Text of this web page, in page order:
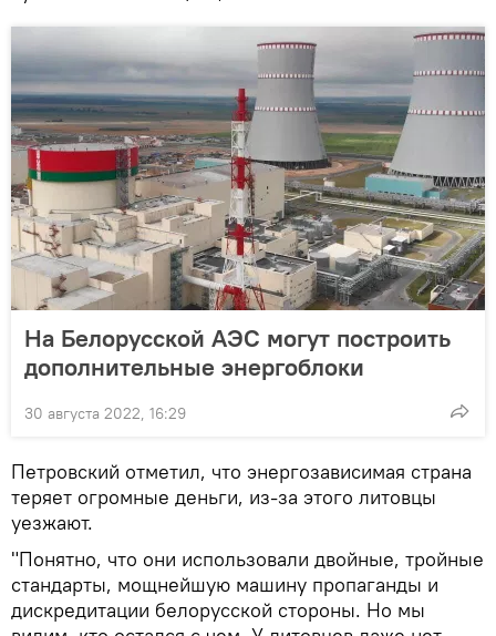
На Белорусской АЭС могут построить
дополнительные энергоблоки
30 августа 2022, 16:29
Петровский отметил, что энергозависимая страна
теряет огромные деньги, из-за этого литовцы
уезжают.
"Понятно, что они использовали двойные, тройные
стандарты, мощнейшую машину пропаганды и
дискредитации белорусской стороны. Но мы